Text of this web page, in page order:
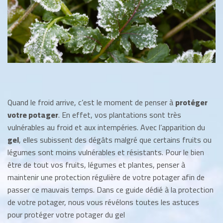
Quand le froid arrive, c’est le moment de penser àprotéger
votre potager. En effet, vos plantations sont très
vulnérables au froid et aux intempéries. Avec l’apparition du
gel, elles subissent des dégâts malgré que certains fruits ou
légumes sont moins vulnérables et résistants. Pour le bien
être de tout vos fruits, légumes et plantes, penser à
maintenir une protection régulière de votre potager afin de
passer ce mauvais temps. Dans ce guide dédié à la protection
de votre potager, nous vous révélons toutes les astuces
pour protéger votre potager du gel